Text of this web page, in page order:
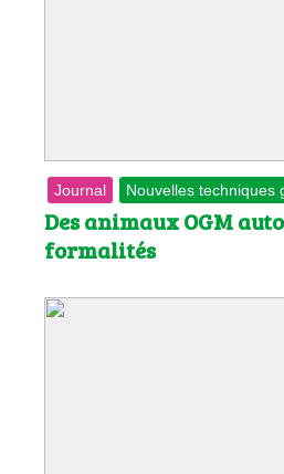
Journal Nouvelles techniques
Des animaux OGM
formalités